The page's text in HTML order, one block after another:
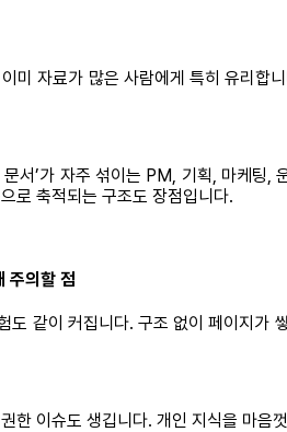
미 자료가 많은 사람에게 특히 유리
문서’가 자주 섞이는 PM, 기획, 마케
로 축적되는 구조도 장점입니다.
주의할 점
도 같이 커집니다. 구조 없이 페이지가
한 이슈도 생깁니다. 개인 지식을 마음